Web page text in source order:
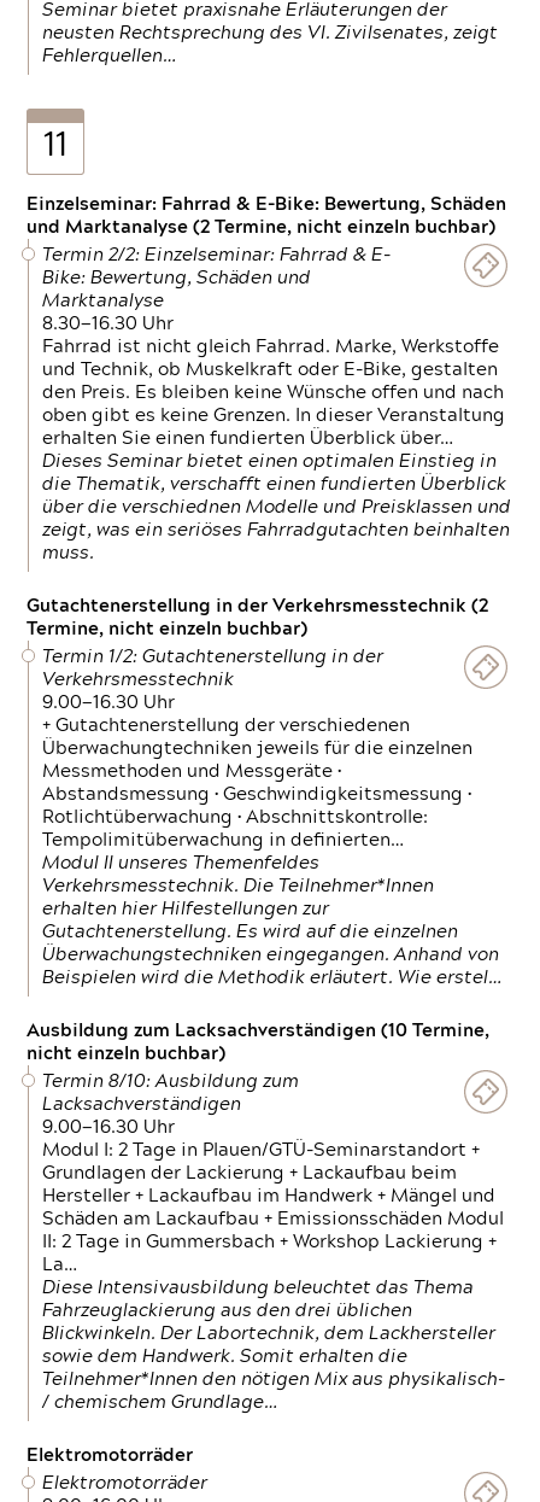
Seminar bietet praxisnahe Erläuterungen der
neusten Rechtsprechung des VI. Zivilsenates, zeigt
Fehlerquellen…
11
Einzelseminar: Fahrrad & E-Bike: Bewertung, Schäden
und Marktanalyse (2 Termine, nicht einzeln buchbar)
Termin 2/2: Einzelseminar: Fahrrad & E-
Bike: Bewertung, Schäden und
Marktanalyse
8.30—16.30 Uhr
Fahrrad ist nicht gleich Fahrrad. Marke, Werkstoffe
und Technik, ob Muskelkraft oder E-Bike, gestalten
den Preis. Es bleiben keine Wünsche offen und nach
oben gibt es keine Grenzen. In dieser Veranstaltung
erhalten Sie einen fundierten Überblick über…
Dieses Seminar bietet einen optimalen Einstieg in
die Thematik, verschafft einen fundierten Überblick
über die verschiednen Modelle und Preisklassen und
zeigt, was ein seriöses Fahrradgutachten beinhalten
muss.
Gutachtenerstellung in der Verkehrsmesstechnik (2
Termine, nicht einzeln buchbar)
Termin 1/2: Gutachtenerstellung in der
Verkehrsmesstechnik
9.00—16.30 Uhr
+ Gutachtenerstellung der verschiedenen
Überwachungtechniken jeweils für die einzelnen
Messmethoden und Messgeräte •
Abstandsmessung • Geschwindigkeitsmessung •
Rotlichtüberwachung • Abschnittskontrolle:
Tempolimitüberwachung in definierten…
Modul II unseres Themenfeldes
Verkehrsmesstechnik. Die Teilnehmer*Innen
erhalten hier Hilfestellungen zur
Gutachtenerstellung. Es wird auf die einzelnen
Überwachungstechniken eingegangen. Anhand von
Beispielen wird die Methodik erläutert. Wie erstel…
Ausbildung zum Lacksachverständigen (10 Termine,
nicht einzeln buchbar)
Termin 8/10: Ausbildung zum
Lacksachverständigen
9.00—16.30 Uhr
Modul I: 2 Tage in Plauen/GTÜ-Seminarstandort +
Grundlagen der Lackierung + Lackaufbau beim
Hersteller + Lackaufbau im Handwerk + Mängel und
Schäden am Lackaufbau + Emissionsschäden Modul
II: 2 Tage in Gummersbach + Workshop Lackierung +
La…
Diese Intensivausbildung beleuchtet das Thema
Fahrzeuglackierung aus den drei üblichen
Blickwinkeln. Der Labortechnik, dem Lackhersteller
sowie dem Handwerk. Somit erhalten die
Teilnehmer*Innen den nötigen Mix aus physikalisch-
/ chemischem Grundlage…
Elektromotorräder
Elektromotorräder